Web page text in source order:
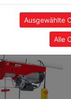
Ausgewählte
Alle